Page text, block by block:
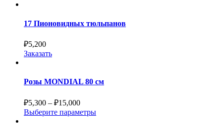
17 Пионовидных тюльпанов
₽5,200
Заказать
Розы MONDIAL 80 см
₽5,300 – ₽15,000
Выберите параметры